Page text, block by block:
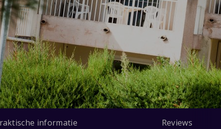
informatie Reviews